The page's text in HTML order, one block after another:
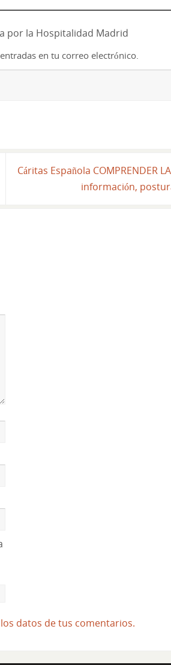
por la Hospitalidad Madrid
en tu correo electrónico.
Cáritas Española COMPRENDER
información,
datos de tus comentarios.